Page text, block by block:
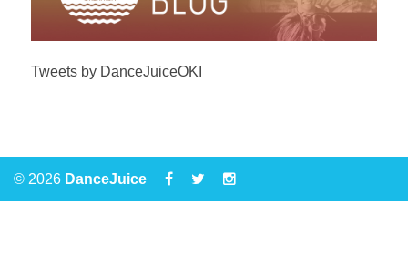
Tweets by DanceJuiceOKI
© 2026 DanceJuice